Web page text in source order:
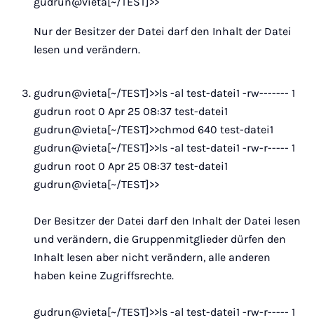
Nur der Besitzer der Datei darf den Inhalt der Datei
lesen und verändern.
gudrun@vieta[~/TEST]>>ls -al test-datei1 -rw------- 1
gudrun root 0 Apr 25 08:37 test-datei1
gudrun@vieta[~/TEST]>>chmod 640 test-datei1
gudrun@vieta[~/TEST]>>ls -al test-datei1 -rw-r----- 1
gudrun root 0 Apr 25 08:37 test-datei1
gudrun@vieta[~/TEST]>>
Der Besitzer der Datei darf den Inhalt der Datei lesen
und verändern, die Gruppenmitglieder dürfen den
Inhalt lesen aber nicht verändern, alle anderen
haben keine Zugriffsrechte.
gudrun@vieta[~/TEST]>>ls -al test-datei1 -rw-r----- 1